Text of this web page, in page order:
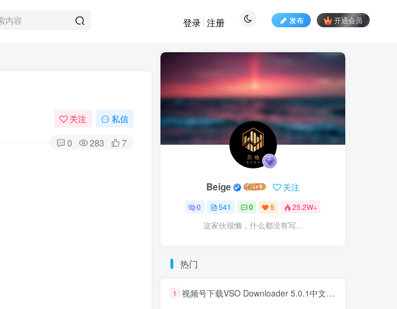
发布 开通会员
登录 注册
关注 私信
0 283 7
Beige 关注
0 541 0 5 25.2W+
这家伙很懒，什么都没有写...
热门
1 视频号下载VSO Downloader 5.0.1中文版(可用）